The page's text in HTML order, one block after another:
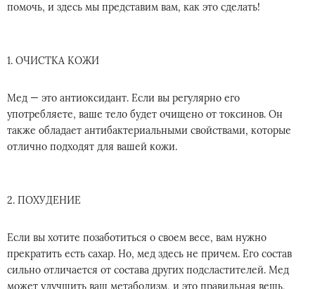
помочь, и здесь мы представим вам, как это сделать!
1. ОЧИСТКА КОЖИ
Мед — это антиоксидант. Если вы регулярно его
употребляете, ваше тело будет очищено от токсинов. Он
также обладает антибактериальными свойствами, которые
отлично подходят для вашей кожи.
2. ПОХУДЕНИЕ
Если вы хотите позаботиться о своем весе, вам нужно
прекратить есть сахар. Но, мед здесь не причем. Его состав
сильно отличается от состава других подсластителей. Мед
может улучшить ваш метаболизм, и это правильная вещь,